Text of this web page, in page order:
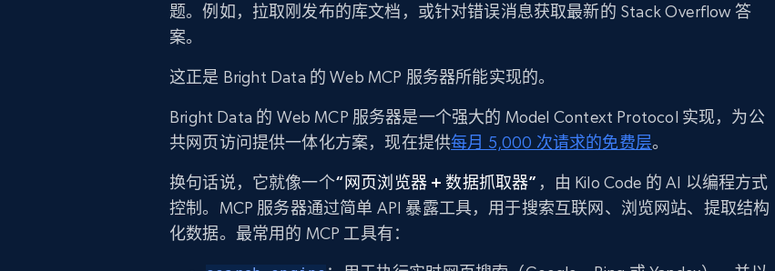
题。例如，拉取刚发布的库文档，或针对错误消息获取最新的 Stack Overflow 答
案。
这正是 Bright Data 的 Web MCP 服务器所能实现的。
Bright Data 的 Web MCP 服务器是一个强大的 Model Context Protocol 实现，为公
共网页访问提供一体化方案，现在提供每月 5,000 次请求的免费层。
换句话说，它就像一个“网页浏览器 + 数据抓取器” ，由 Kilo Code 的 AI 以编程方式
控制。MCP 服务器通过简单 API 暴露工具，用于搜索互联网、浏览网站、提取结构
化数据。最常用的 MCP 工具有：